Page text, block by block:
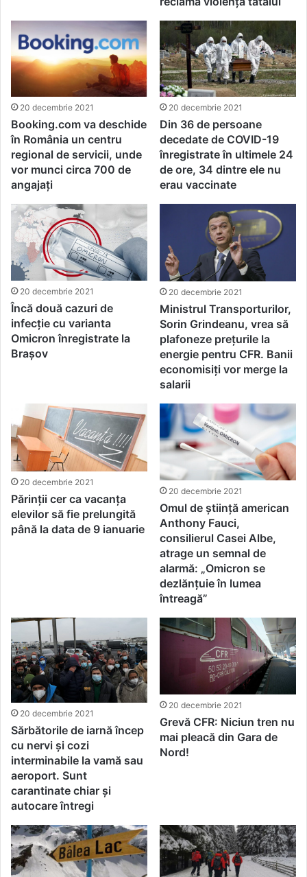
20 decembrie 2021
Booking.com va deschide
în România un centru
regional de servicii, unde
vor munci circa 700 de
angajaţi
20 decembrie 2021
Din 36 de persoane
decedate de COVID-19
înregistrate în ultimele 24
de ore, 34 dintre ele nu
erau vaccinate
20 decembrie 2021
Încă două cazuri de
infecție cu varianta
Omicron înregistrate la
Brașov
20 decembrie 2021
Ministrul Transporturilor,
Sorin Grindeanu, vrea să
plafoneze prețurile la
energie pentru CFR. Banii
economisiți vor merge la
salarii
20 decembrie 2021
Părinții cer ca vacanța
elevilor să fie prelungită
până la data de 9 ianuarie
20 decembrie 2021
Omul de știință american
Anthony Fauci,
consilierul Casei Albe,
atrage un semnal de
alarmă: „Omicron se
dezlănţuie în lumea
întreagă”
20 decembrie 2021
Sărbătorile de iarnă încep
cu nervi și cozi
interminabile la vamă sau
aeroport. Sunt
carantinate chiar și
autocare întregi
20 decembrie 2021
Grevă CFR: Niciun tren nu
mai pleacă din Gara de
Nord!